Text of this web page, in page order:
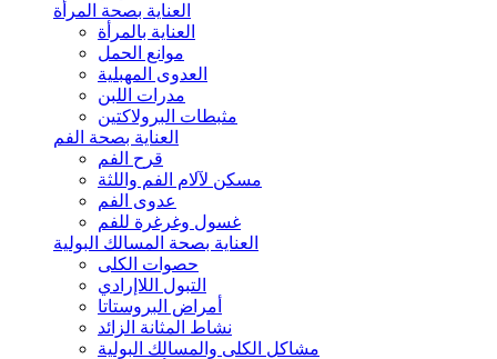
العناية بصحة المرأة
العناية بالمرأة
موانع الحمل
العدوى المهبلية
مدرات اللبن
مثبطات البرولاكتين
العناية بصحة الفم
قرح الفم
مسكن لآلام الفم واللثة
عدوى الفم
غسول وغرغرة للفم
العناية بصحة المسالك البولية
حصوات الكلى
التبول اللاإرادي
أمراض البروستاتا
نشاط المثانة الزائد
مشاكل الكلى والمسالك البولية